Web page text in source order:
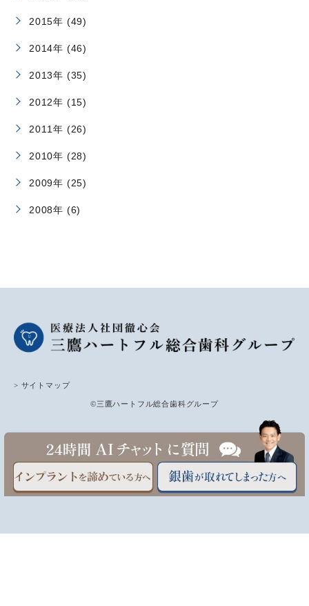
2015年 (49)
2014年 (46)
2013年 (35)
2012年 (15)
2011年 (26)
2010年 (28)
2009年 (25)
2008年 (6)
> サイトマップ
©三鷹ハートフル総合歯科グループ